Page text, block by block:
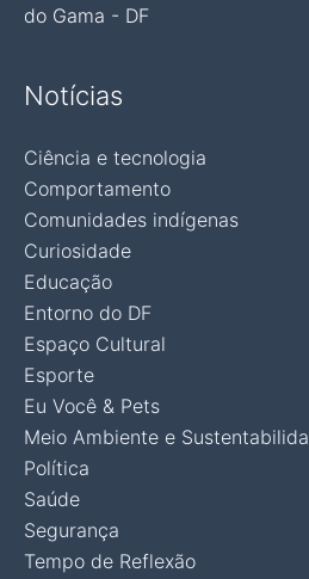
do Gama - DF
Notícias
Ciência e tecnologia
Comportamento
Comunidades indígenas
Curiosidade
Educação
Entorno do DF
Espaço Cultural
Esporte
Eu Você & Pets
Meio Ambiente e
Política
Saúde
Segurança
Tempo de Reflexão